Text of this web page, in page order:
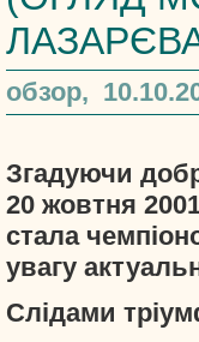
обзор,
Згадуючи
20 жовтня
стала
увагу
Слідами